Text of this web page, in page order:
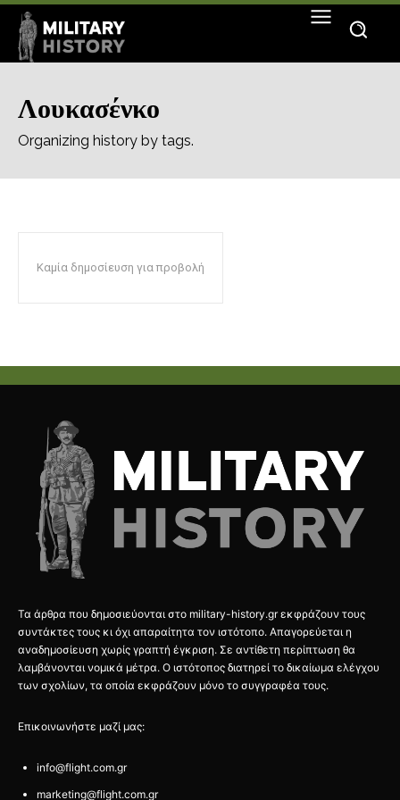
Λουκασένκο
Organizing history by tags.
Καμία δημοσίευση για προβολή
Τα άρθρα που δημοσιεύονται στο military-history.gr εκφράζουν τους
συντάκτες τους κι όχι απαραίτητα τον ιστότοπο. Απαγορεύεται η
αναδημοσίευση χωρίς γραπτή έγκριση. Σε αντίθετη περίπτωση θα
λαμβάνονται νομικά μέτρα. Ο ιστότοπος διατηρεί το δικαίωμα ελέγχου
των σχολίων, τα οποία εκφράζουν μόνο το συγγραφέα τους.
Επικοινωνήστε μαζί μας:
info@flight.com.gr
marketing@flight.com.gr